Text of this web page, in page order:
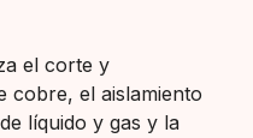
el corte y
cobre, el aislamiento
líquido y gas y la